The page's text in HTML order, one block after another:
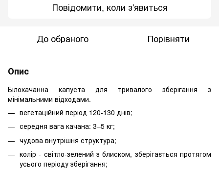
Повідомити, коли з'явиться
До обраного Порівняти
Опис
Білокачанна капуста для тривалого зберігання з
мінімальними відходами.
вегетаційний період 120-130 днів;
середня вага качана: 3–5 кг;
чудова внутрішня структура;
колір - світло-зелений з блиском, зберігається протягом
усього періоду зберігання;